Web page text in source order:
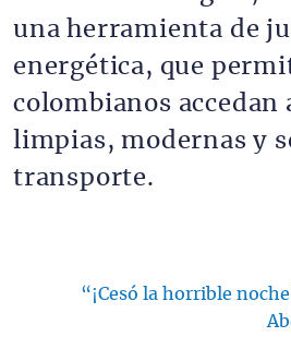
una herramienta de
energética, que
colombianos accedan
limpias, modernas y
transporte.
“¡Cesó la horrible